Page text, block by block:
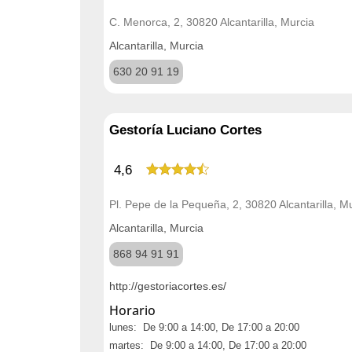
C. Menorca, 2, 30820 Alcantarilla, Murcia
Alcantarilla, Murcia
630 20 91 19
Gestoría Luciano Cortes
4,6
Pl. Pepe de la Pequeña, 2, 30820 Alcantarilla,
Alcantarilla, Murcia
868 94 91 91
http://gestoriacortes.es/
Horario
lunes: De 9:00 a 14:00, De 17:00 a 20:00
martes: De 9:00 a 14:00, De 17:00 a 20:00